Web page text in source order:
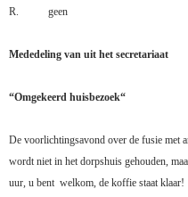
R.
geen
Mededeling van uit het secretariaat
“Omgekeerd huisbezoek“
De voorlichtingsavond over de fusie met
wordt niet in het dorpshuis gehouden,
uur, u bent welkom, de koffie staat klaar!